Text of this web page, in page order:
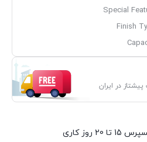
Special
Finish
در ایران
روز کاری